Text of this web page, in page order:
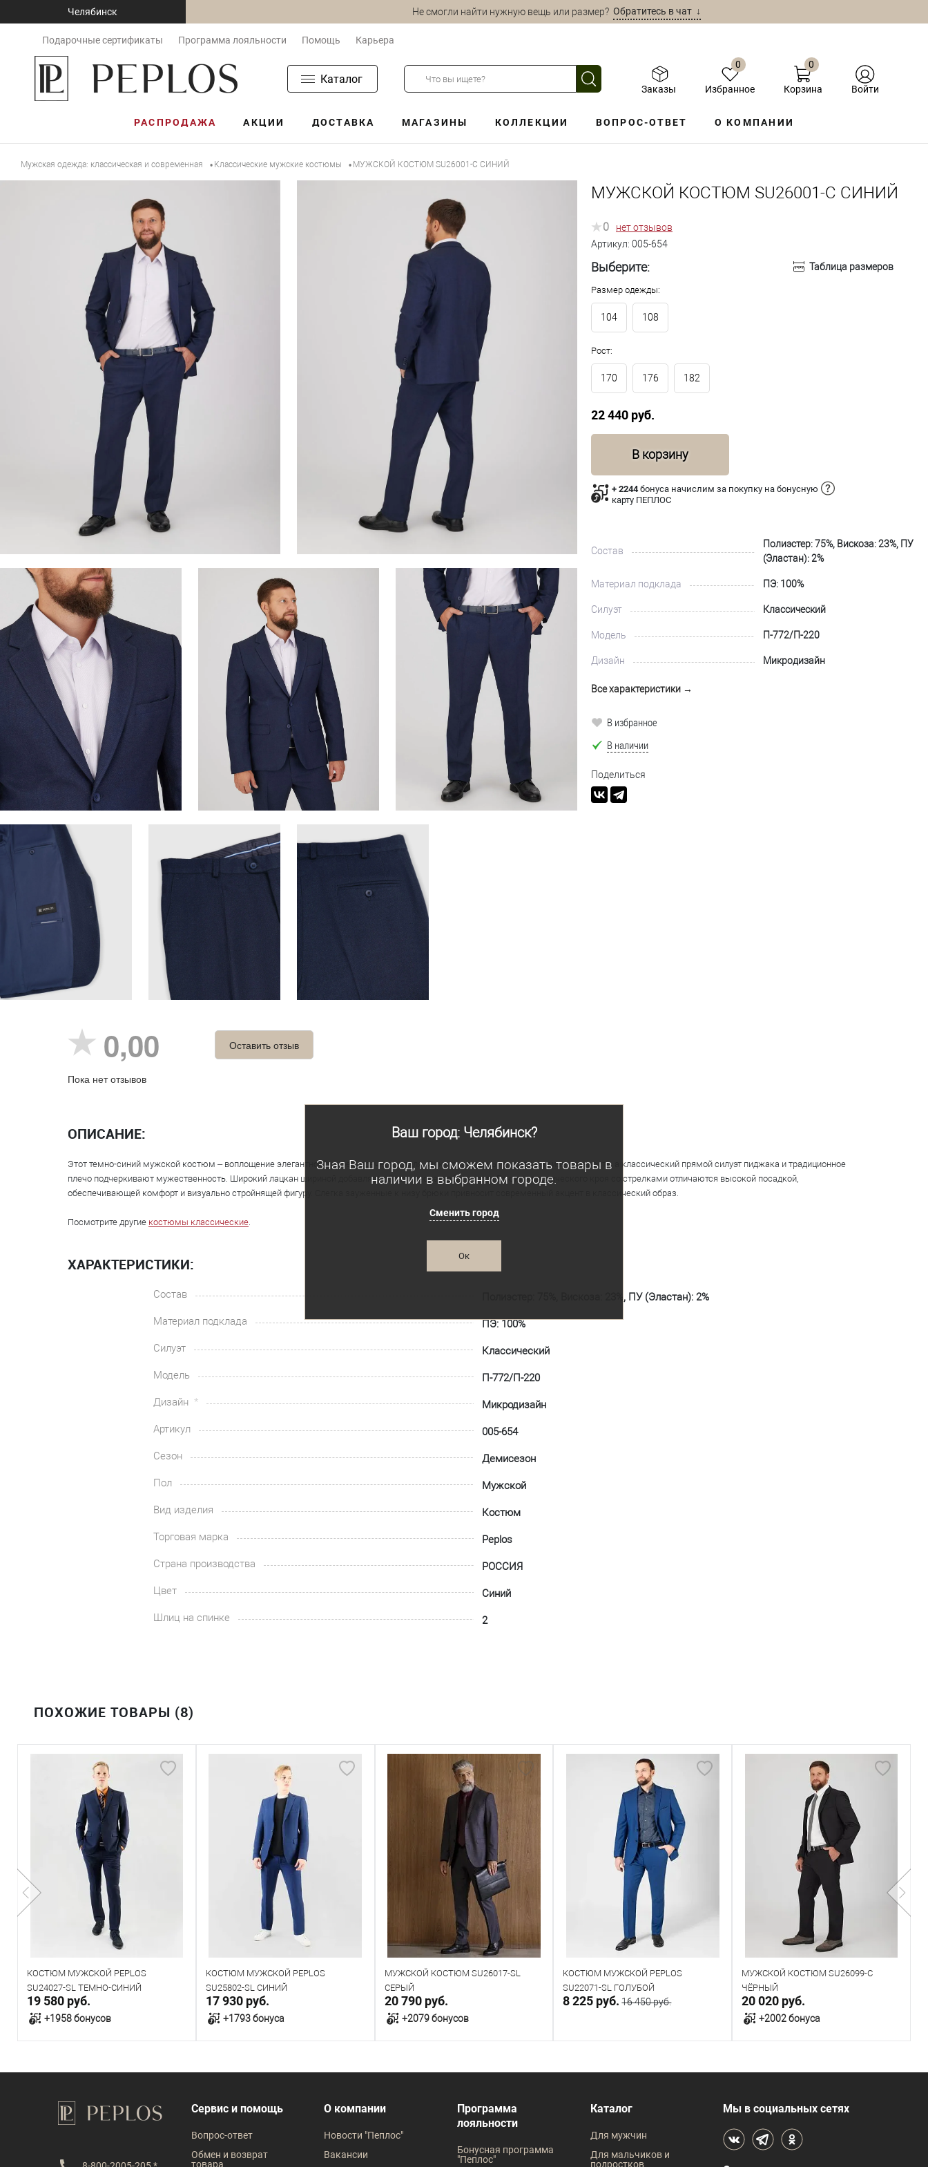
Челябинск
Ваш город: Челябинск?
Зная Ваш город, мы сможем показать товары в
наличии в выбранном городе.
Сменить город
Ок
Не смогли найти нужную вещь или размер?Обратитесь в чат ↓
Подарочные сертификаты Программа лояльности Помощь Карьера
Каталог
Заказы
0
Избранное
0
Корзина Войти
РАСПРОДАЖА АКЦИИ ДОСТАВКА МАГАЗИНЫ КОЛЛЕКЦИИ ВОПРОС-ОТВЕТ О КОМПАНИИ
Мужская одежда: классическая и современная • Классические мужские костюмы • МУЖСКОЙ КОСТЮМ SU26001-С СИНИЙ
МУЖСКОЙ КОСТЮМ SU26001-С СИНИЙ
0
нет отзывов
Артикул: 005-654
Выберите: Таблица размеров
Размер одежды:
104 108
Рост:
170 176 182
22 440 руб.
В корзину
+ 2244бонуса начислим за покупку на бонусную
карту ПЕПЛОС
Состав
Полиэстер: 75%, Вискоза: 23%, ПУ
(Эластан): 2%
Материал подклада ПЭ: 100%
Силуэт Классический
Модель П-772/П-220
Дизайн Микродизайн
Все характеристики →
В избранное
В наличии
Поделиться
0,00
Пока нет отзывов
Оставить отзыв
ОПИСАНИЕ:
Этот темно-синий мужской костюм – воплощение элегантности и безупречного стиля. Фактурная ткань придает ему изысканность, а классический прямой силуэт пиджака и традиционное
плечо подчеркивают мужественность. Широкий лацкан шириной добавляет образу респектабельности.Брюки классического кроя со стрелками отличаются высокой посадкой,
обеспечивающей комфорт и визуально стройнящей фигуру. Слегка зауженные к низу брюки привносит современный акцент в классический образ.
Посмотрите другие костюмы классические.
ХАРАКТЕРИСТИКИ:
Состав
Полиэстер: 75%, Вискоза: 23%, ПУ (Эластан): 2%
Материал подклада
ПЭ: 100%
Силуэт
Классический
Модель
П-772/П-220
Дизайн
Микродизайн
Артикул
005-654
Сезон
Демисезон
Пол
Мужской
Вид изделия
Костюм
Торговая марка
Peplos
Страна производства
РОССИЯ
Цвет
Синий
Шлиц на спинке
2
ПОХОЖИЕ ТОВАРЫ (8)
КОСТЮМ МУЖСКОЙ PEPLOS
SU24027-SL ТЕМНО-СИНИЙ
19 580 руб.
+1958 бонусов
В корзину
В наличии
Таблица размеров
КОСТЮМ МУЖСКОЙ PEPLOS
SU25802-SL СИНИЙ
17 930 руб.
+1793 бонуса
В корзину
В наличии
МУЖСКОЙ КОСТЮМ SU26017-SL
СЕРЫЙ
20 790 руб.
+2079 бонусов
В корзину
Таблица размеров
КОСТЮМ МУЖСКОЙ PEPLOS
SU22071-SL ГОЛУБОЙ
8 225 руб. 16 450 руб.
В корзину
В наличии
МУЖСКОЙ КОСТЮМ SU26099-С
ЧЁРНЫЙ
20 020 руб.
+2002 бонуса
В корзину
В наличии
Размер одежды
Сервис и помощь
Вопрос-ответ
Обмен и возврат
товара
О компании
Новости "Пеплос"
Вакансии
Программа
лояльности
Бонусная программа
"Пеплос"
Каталог
Для мужчин
Для мальчиков и
подростков
Мы в социальных сетях